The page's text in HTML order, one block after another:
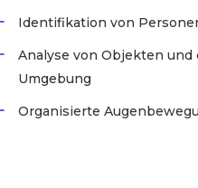
Identifikation von
Analyse von Objekten und
Umgebung
Organisierte